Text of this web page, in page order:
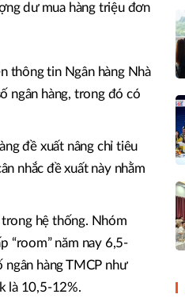
dư mua hàng triệu đơn
thông tin Ngân hàng Nhà
ngân hàng, trong đó có
đề xuất nâng chỉ tiêu
nhắc đề xuất này nhằm
hệ thống. Nhóm
“room” năm nay 6,5-
hàng TMCP như
là 10,5-12%.